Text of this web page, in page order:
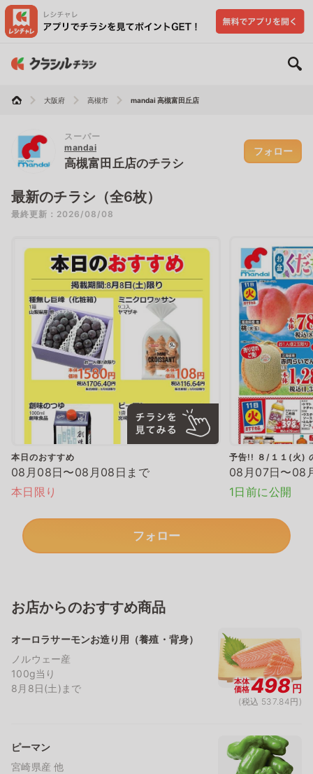
大阪府 高槻市 mandai 高槻富田丘店
スーパー
mandai
高槻富田丘店のチラシ
フォロー
最新のチラシ（全6枚）
最終更新：2026/08/08
本日のおすすめ
08月08日〜08月08日まで
本日限り
予告!! ８/１１(火)
08月07日〜08
1日前に公開
フォロー
お店からのおすすめ商品
オーロラサーモンお造り用（養殖・背身）
ノルウェー産
100g当り
8月8日(土)まで
本体
価格498円
(税込 537.84円)
ピーマン
宮崎県産 他